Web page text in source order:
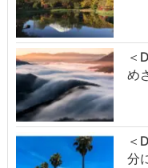
＜
め
＜
分